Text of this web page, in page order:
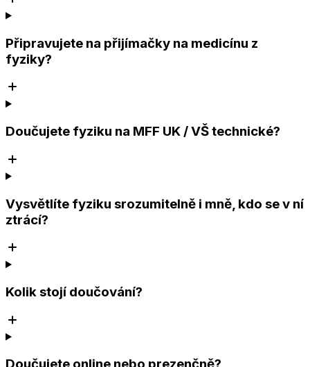
Připravujete na přijímačky na medicínu z
fyziky?
Doučujete fyziku na MFF UK / VŠ technické?
Vysvětlíte fyziku srozumitelně i mně, kdo se v ní
ztrácí?
Kolik stojí doučování?